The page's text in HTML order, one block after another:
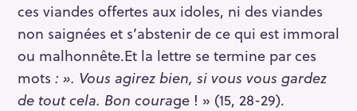
ces viandes offertes aux idoles, ni des viandes
non saignées et s’abstenir de ce qui est immoral
ou malhonnête.Et la lettre se termine par ces
mots : ». Vous agirez bien, si vous vous gardez
de tout cela. Bon courage ! » (15, 28-29).